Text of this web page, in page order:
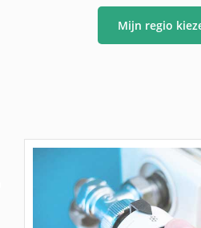
Mijn regio